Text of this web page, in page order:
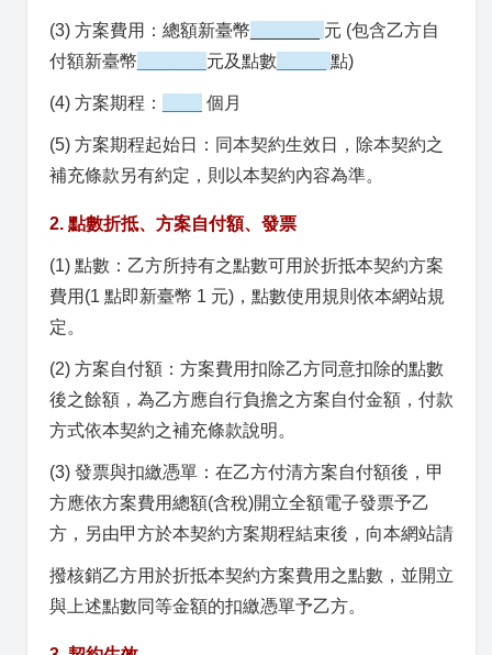
(3) 方案費用：總額新臺幣
元 (包含乙方自
付額新臺幣
元及點數 點)
(4) 方案期程： 個月
(5) 方案期程起始日：同本契約生效日，除本契約之
補充條款另有約定，則以本契約內容為準。
2. 點數折抵、方案自付額、發票
(1) 點數：乙方所持有之點數可用於折抵本契約方案
費用(1 點即新臺幣 1 元)，點數使用規則依本網站規
定。
(2) 方案自付額：方案費用扣除乙方同意扣除的點數
後之餘額，為乙方應自行負擔之方案自付金額，付款
方式依本契約之補充條款說明。
(3) 發票與扣繳憑單：在乙方付清方案自付額後，甲
方應依方案費用總額(含稅)開立全額電子發票予乙
方，另由甲方於本契約方案期程結束後，向本網站請
撥核銷乙方用於折抵本契約方案費用之點數，並開立
與上述點數同等金額的扣繳憑單予乙方。